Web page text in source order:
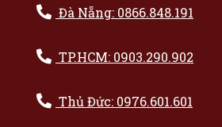
Đà Nẵng: 0866.848.191
TP.HCM: 0903.290.902
Thủ Đức: 0976.601.601